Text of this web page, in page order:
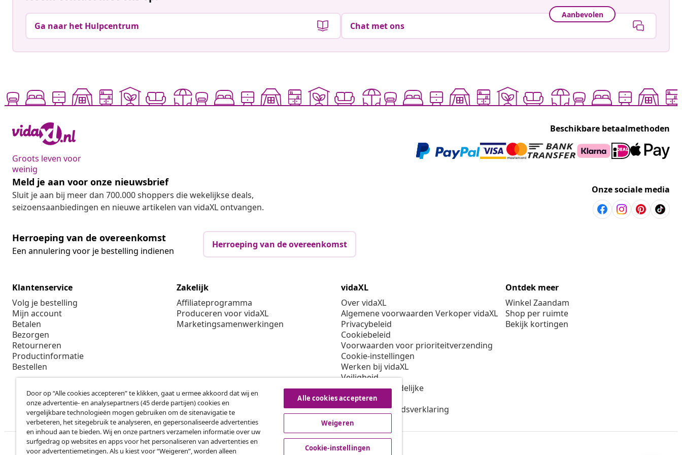
Ga naar het Hulpcentrum
Aanbevolen
Chat met ons
Groots leven voor
weinig
Beschikbare betaalmethoden
Meld je aan voor onze nieuwsbrief
Sluit je aan bij meer dan 700.000 shoppers die wekelijkse deals,
seizoensaanbiedingen en nieuwe artikelen van vidaXL ontvangen.
Onze sociale media
Herroeping van de overeenkomst
Een annulering voor je bestelling indienen
Herroeping van de overeenkomst
Klantenservice
Volg je bestelling
Mijn account
Betalen
Bezorgen
Retourneren
Productinformatie
Bestellen
Zakelijk
Affiliateprogramma
Produceren voor vidaXL
Marketingsamenwerkingen
vidaXL
Over vidaXL
Algemene voorwaarden Verkoper vidaXL
Privacybeleid
Cookiebeleid
Voorwaarden voor prioriteitverzending
Cookie-instellingen
Werken bij vidaXL
Veiligheid
EU verantwoordelijke
Beleid voor EPR
Toegankelijkheidsverklaring
Ontdek meer
Winkel Zaandam
Shop per ruimte
Bekijk kortingen
Door op “Alle cookies accepteren” te klikken, gaat u ermee akkoord dat wij en
onze advertentie- en analysepartners (45 derde partijen) cookies en
vergelijkbare technologieën mogen gebruiken om de sitenavigatie te
verbeteren, het sitegebruik te analyseren, en gepersonaliseerde advertenties
en inhoud aan te bieden. Wij en onze partners verzamelen informatie over uw
surfgedrag op websites en apps voor het personaliseren van advertenties en
voor advertentiemetingen. Als u kiest voor “Weigeren”, worden alleen
Alle cookies accepteren
Weigeren
Cookie-instellingen